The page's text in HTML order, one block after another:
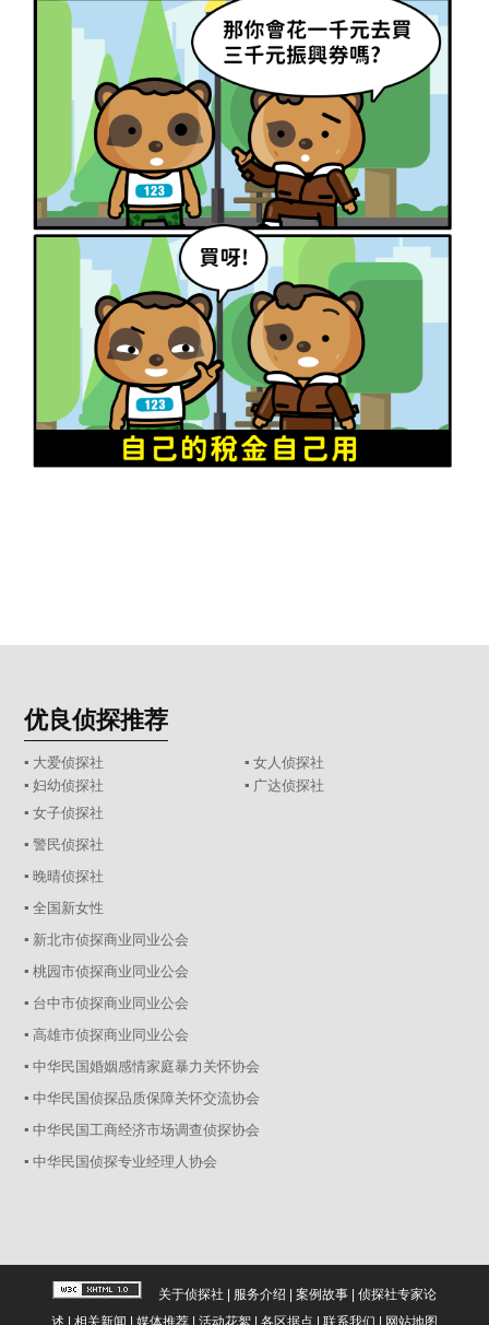
优良侦探推荐
▪ 大爱侦探社
▪ 女人侦探社
▪ 妇幼侦探社
▪ 广达侦探社
▪ 女子侦探社
▪ 警民侦探社
▪ 晚晴侦探社
▪ 全国新女性
▪ 新北市侦探商业同业公会
▪ 桃园市侦探商业同业公会
▪ 台中市侦探商业同业公会
▪ 高雄市侦探商业同业公会
▪ 中华民国婚姻感情家庭暴力关怀协会
▪ 中华民国侦探品质保障关怀交流协会
▪ 中华民国工商经济市场调查侦探协会
▪ 中华民国侦探专业经理人协会
关于侦探社 | 服务介绍 | 案例故事| 侦探社专家论
述 | 相关新闻 | 媒体推荐| 活动花絮| 各区据点 | 联系我们 | 网站地图